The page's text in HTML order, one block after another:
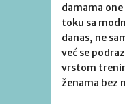
damama
toku sa
danas, ne
već se
vrstom
ženama bez